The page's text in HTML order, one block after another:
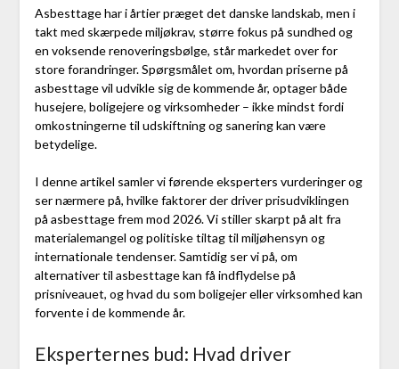
Asbesttage har i årtier præget det danske landskab, men i
takt med skærpede miljøkrav, større fokus på sundhed og
en voksende renoveringsbølge, står markedet over for
store forandringer. Spørgsmålet om, hvordan priserne på
asbesttage vil udvikle sig de kommende år, optager både
husejere, boligejere og virksomheder – ikke mindst fordi
omkostningerne til udskiftning og sanering kan være
betydelige.
I denne artikel samler vi førende eksperters vurderinger og
ser nærmere på, hvilke faktorer der driver prisudviklingen
på asbesttage frem mod 2026. Vi stiller skarpt på alt fra
materialemangel og politiske tiltag til miljøhensyn og
internationale tendenser. Samtidig ser vi på, om
alternativer til asbesttage kan få indflydelse på
prisniveauet, og hvad du som boligejer eller virksomhed kan
forvente i de kommende år.
Eksperternes bud: Hvad driver